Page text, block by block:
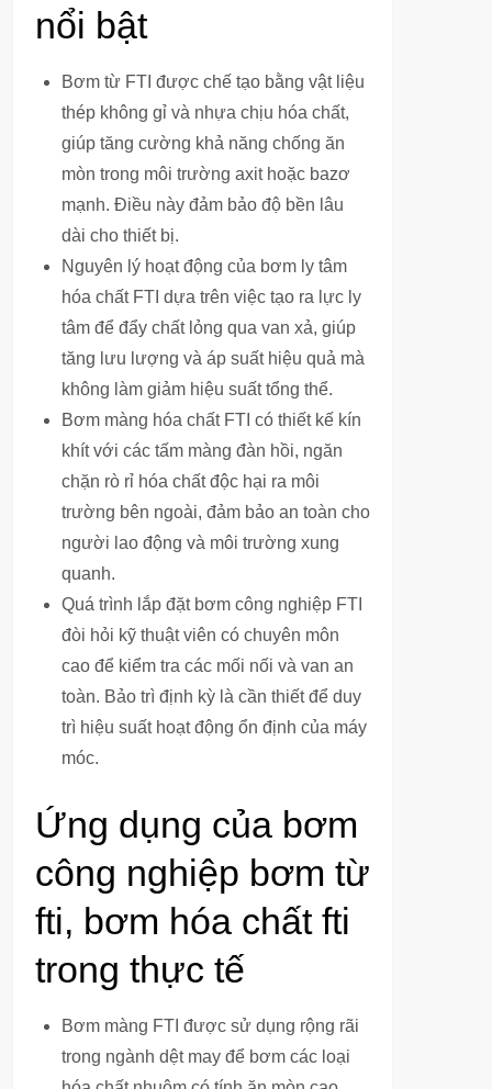
nổi bật
Bơm từ FTI được chế tạo bằng vật liệu
thép không gỉ và nhựa chịu hóa chất,
giúp tăng cường khả năng chống ăn
mòn trong môi trường axit hoặc bazơ
mạnh. Điều này đảm bảo độ bền lâu
dài cho thiết bị.
Nguyên lý hoạt động của bơm ly tâm
hóa chất FTI dựa trên việc tạo ra lực ly
tâm để đẩy chất lỏng qua van xả, giúp
tăng lưu lượng và áp suất hiệu quả mà
không làm giảm hiệu suất tổng thể.
Bơm màng hóa chất FTI có thiết kế kín
khít với các tấm màng đàn hồi, ngăn
chặn rò rỉ hóa chất độc hại ra môi
trường bên ngoài, đảm bảo an toàn cho
người lao động và môi trường xung
quanh.
Quá trình lắp đặt bơm công nghiệp FTI
đòi hỏi kỹ thuật viên có chuyên môn
cao để kiểm tra các mối nối và van an
toàn. Bảo trì định kỳ là cần thiết để duy
trì hiệu suất hoạt động ổn định của máy
móc.
Ứng dụng của bơm
công nghiệp bơm từ
fti, bơm hóa chất fti
trong thực tế
Bơm màng FTI được sử dụng rộng rãi
trong ngành dệt may để bơm các loại